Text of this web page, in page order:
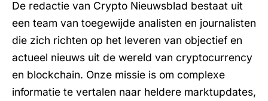
De redactie van Crypto Nieuwsblad bestaat uit
een team van toegewijde analisten en journalisten
die zich richten op het leveren van objectief en
actueel nieuws uit de wereld van cryptocurrency
en blockchain. Onze missie is om complexe
informatie te vertalen naar heldere marktupdates,